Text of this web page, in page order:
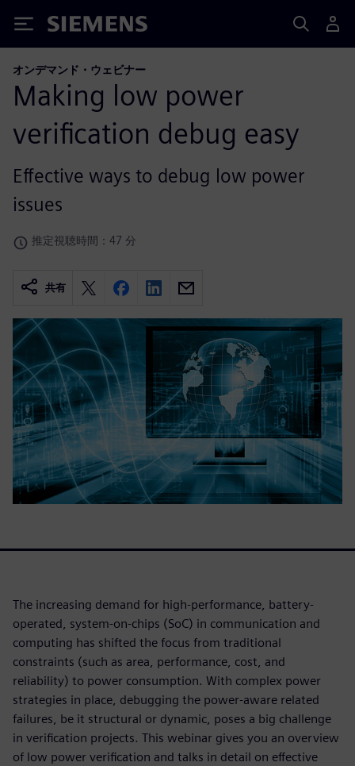
Siemens
オンデマンド・ウェビナー
Making low power
verification debug easy
Effective ways to debug low power
issues
推定視聴時間：47 分
共有
The increasing demand for high-performance, battery-
operated, system-on-chips (SoC) in communication and
computing has shifted the focus from traditional
constraints (such as area, performance, cost, and
reliability) to power consumption. With complex power
strategies in place, debugging the power-aware related
failures, be it structural or dynamic, poses a big challenge
in verification projects. This webinar gives you an overview
of low power verification and talks in detail on effective